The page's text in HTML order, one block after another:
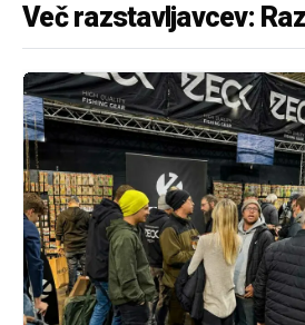
Več razstavljavcev: